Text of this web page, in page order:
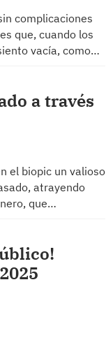
complicaciones
que, cuando los
vacía, como…
a través
el biopic un valioso
atrayendo
que…